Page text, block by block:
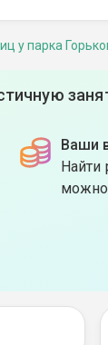
у парка
Ваши
Найти
можно